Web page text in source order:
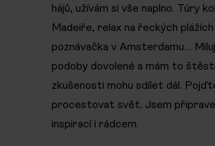
hájů, užívám si vše naplno. Túry
Madeiře, relax na řeckých
poznávačka v Amsterdamu…
podoby dovolené a mám to
zkušenosti mohu sdílet dál.
procestovat svět. Jsem
inspirací i rádcem.